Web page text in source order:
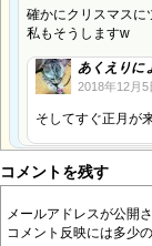
確かにクリスマスに
私もそうしますw
あくえりに
2018年12月5
そしてすぐ正月が
コメントを残す
メールアドレスが公開
コメント反映には多少